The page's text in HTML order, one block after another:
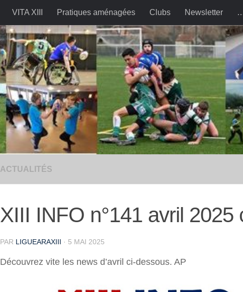
VITA XIII Pratiques aménagées Clubs Newsletter
ACTUALITÉS
XIII INFO n°141 avril 2025
PAR LIGUEARAXIII · 5 MAI 2025
Découvrez vite les news d’avril ci-dessous. AP